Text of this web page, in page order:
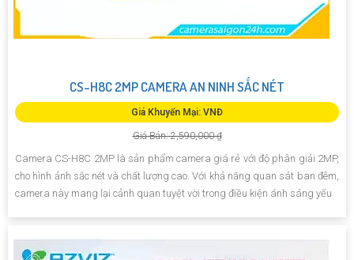
CS-H8C 2MP CAMERA AN NINH SẮC NÉT
Giá Khuyến Mại: VNĐ
Giá Bán: 2,590,000 ₫
Camera CS-H8C 2MP là sản phẩm camera giá rẻ với độ phân giải 2MP,
cho hình ảnh sắc nét và chất lượng cao. Với khả năng quan sát ban đêm,
camera này mang lại cảnh quan tuyệt vời trong điều kiện ánh sáng yếu